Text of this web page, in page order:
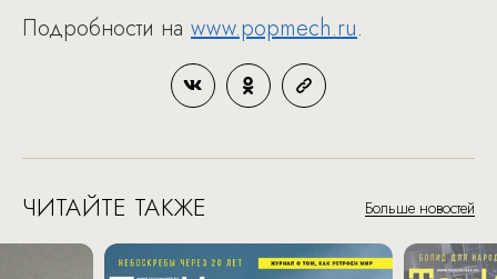
Подробности на www.popmech.ru.
ЧИТАЙТЕ ТАКЖЕ Больше новостей